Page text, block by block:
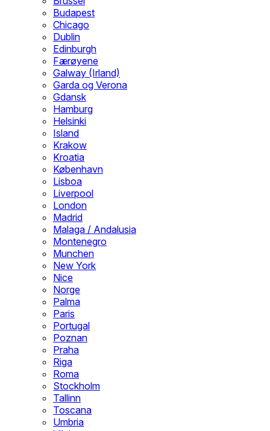
Budapest
Chicago
Dublin
Edinburgh
Færøyene
Galway (Irland)
Garda og Verona
Gdansk
Hamburg
Helsinki
Island
Krakow
Kroatia
København
Lisboa
Liverpool
London
Madrid
Malaga / Andalusia
Montenegro
Munchen
New York
Nice
Norge
Palma
Paris
Portugal
Poznan
Praha
Riga
Roma
Stockholm
Tallinn
Toscana
Umbria